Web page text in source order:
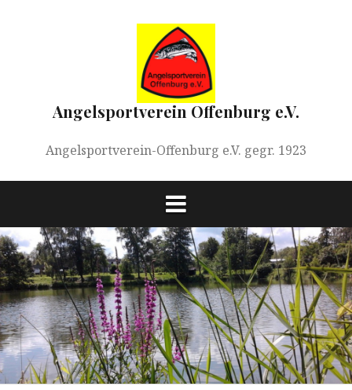
Angelsportverein Offenburg e.V.
Angelsportverein-Offenburg e.V. gegr. 1923